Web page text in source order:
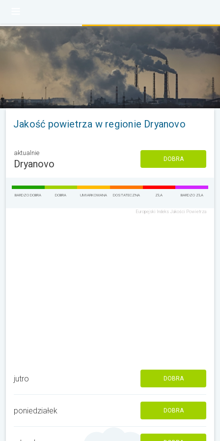
Jakość powietrza w regionie Dryanovo
aktualnie
Dryanovo DOBRA
BARDZO DOBRA DOBRA UMIARKOWANA DOSTATECZNA ZŁA BARDZO ZŁA
Europejski Indeks Jakości Powietrza
jutro DOBRA
poniedziałek DOBRA